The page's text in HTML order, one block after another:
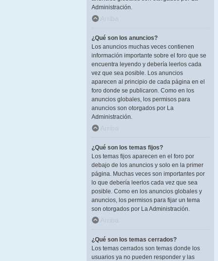
Administración.
Arriba
¿Qué son los anuncios?
Los anuncios muchas veces contienen
información importante sobre el foro que se
encuentra leyendo y debería leerlos cada
vez que sea posible. Los anuncios
aparecen al principio de cada página en el
foro donde se publicaron. Como en los
anuncios globales, los permisos para
anuncios son otorgados por La
Administración.
Arriba
¿Qué son los temas fijos?
Los temas fijos aparecen en el foro por
debajo de los anuncios y solo en la primer
página. Muchas veces son importantes por
lo que debería leerlos cada vez que sea
posible. Como en los anuncios globales y
anuncios, los permisos para fijar un tema
son otorgados por La Administración.
Arriba
¿Qué son los temas cerrados?
Los temas cerrados son temas donde los
usuarios ya no pueden responder y las